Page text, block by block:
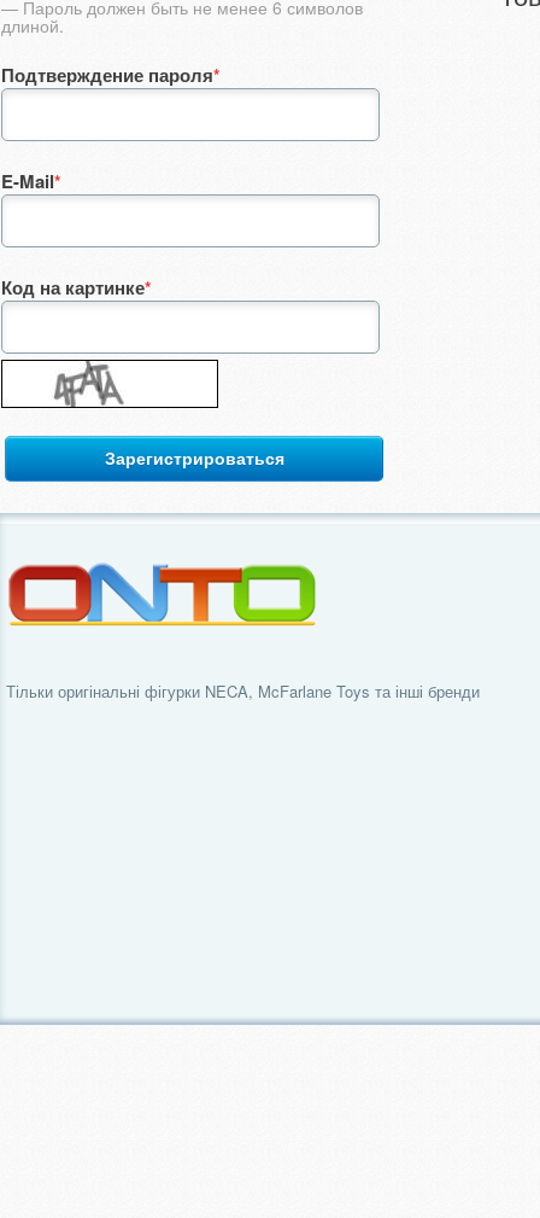
— Пароль должен быть не менее 6 символов
длиной.
Подтверждение пароля*
E-Mail*
Код на картинке*
Тільки оригінальні фігурки NECA, McFarlane Toys та інші бренди